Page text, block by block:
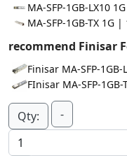
MA-SFP-1GB-TX 1G |
recommend Finisar
Finisar MA-SFP-1GB-
FInisar MA-SFP-1GB-
Qty: -